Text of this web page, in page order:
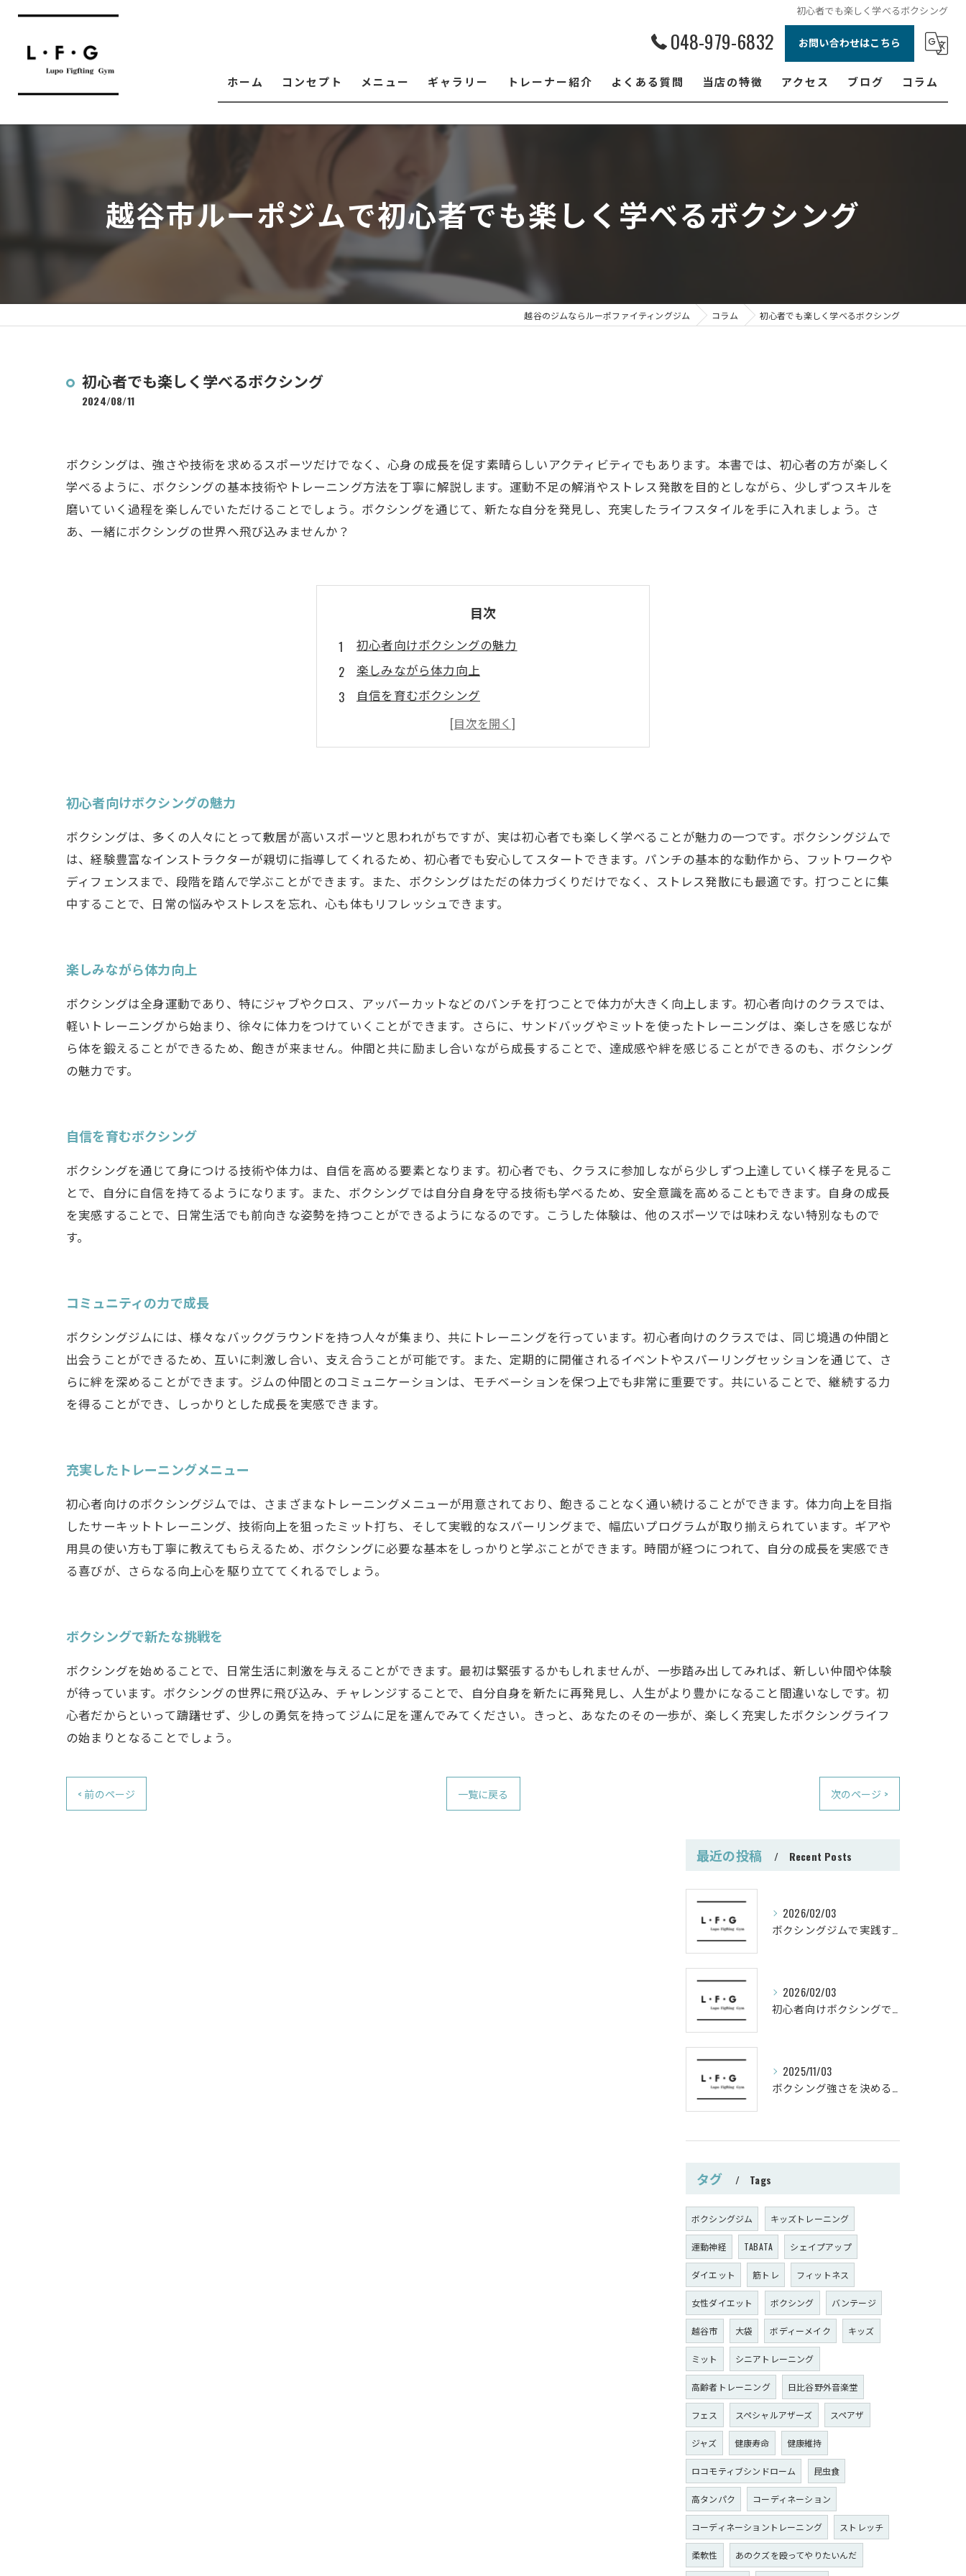
初心者でも楽しく学べるボクシング
048-979-6832 お問い合わせはこちら
ホーム コンセプト メニュー ギャラリー トレーナー紹介 よくある質問 当店の特徴
ボクシング
フィットネス
アクセス ブログ コラム
越谷市ルーポジムで初心者でも楽しく学べるボクシング
越谷のジムならルーポファイティングジム コラム 初心者でも楽しく学べるボクシング
初心者でも楽しく学べるボクシング
2024/08/11
ボクシングは、強さや技術を求めるスポーツだけでなく、心身の成長を促す素晴らしいアクティビティでもあります。本書では、初心者の方が楽しく
学べるように、ボクシングの基本技術やトレーニング方法を丁寧に解説します。運動不足の解消やストレス発散を目的としながら、少しずつスキルを
磨いていく過程を楽しんでいただけることでしょう。ボクシングを通じて、新たな自分を発見し、充実したライフスタイルを手に入れましょう。さ
あ、一緒にボクシングの世界へ飛び込みませんか？
目次
初心者向けボクシングの魅力
楽しみながら体力向上
自信を育むボクシング
コミュニティの力で成長
充実したトレーニングメニュー
初心者向けボクシングの魅力
ボクシングは、多くの人々にとって敷居が高いスポーツと思われがちですが、実は初心者でも楽しく学べることが魅力の一つです。ボクシングジムで
は、経験豊富なインストラクターが親切に指導してくれるため、初心者でも安心してスタートできます。パンチの基本的な動作から、フットワークや
ディフェンスまで、段階を踏んで学ぶことができます。また、ボクシングはただの体力づくりだけでなく、ストレス発散にも最適です。打つことに集
中することで、日常の悩みやストレスを忘れ、心も体もリフレッシュできます。
楽しみながら体力向上
ボクシングは全身運動であり、特にジャブやクロス、アッパーカットなどのパンチを打つことで体力が大きく向上します。初心者向けのクラスでは、
軽いトレーニングから始まり、徐々に体力をつけていくことができます。さらに、サンドバッグやミットを使ったトレーニングは、楽しさを感じなが
ら体を鍛えることができるため、飽きが来ません。仲間と共に励まし合いながら成長することで、達成感や絆を感じることができるのも、ボクシング
の魅力です。
自信を育むボクシング
ボクシングを通じて身につける技術や体力は、自信を高める要素となります。初心者でも、クラスに参加しながら少しずつ上達していく様子を見るこ
とで、自分に自信を持てるようになります。また、ボクシングでは自分自身を守る技術も学べるため、安全意識を高めることもできます。自身の成長
を実感することで、日常生活でも前向きな姿勢を持つことができるようになるのです。こうした体験は、他のスポーツでは味わえない特別なもので
す。
コミュニティの力で成長
ボクシングジムには、様々なバックグラウンドを持つ人々が集まり、共にトレーニングを行っています。初心者向けのクラスでは、同じ境遇の仲間と
出会うことができるため、互いに刺激し合い、支え合うことが可能です。また、定期的に開催されるイベントやスパーリングセッションを通じて、さ
らに絆を深めることができます。ジムの仲間とのコミュニケーションは、モチベーションを保つ上でも非常に重要です。共にいることで、継続する力
を得ることができ、しっかりとした成長を実感できます。
充実したトレーニングメニュー
初心者向けのボクシングジムでは、さまざまなトレーニングメニューが用意されており、飽きることなく通い続けることができます。体力向上を目指
したサーキットトレーニング、技術向上を狙ったミット打ち、そして実戦的なスパーリングまで、幅広いプログラムが取り揃えられています。ギアや
用具の使い方も丁寧に教えてもらえるため、ボクシングに必要な基本をしっかりと学ぶことができます。時間が経つにつれて、自分の成長を実感でき
る喜びが、さらなる向上心を駆り立ててくれるでしょう。
ボクシングで新たな挑戦を
ボクシングを始めることで、日常生活に刺激を与えることができます。最初は緊張するかもしれませんが、一歩踏み出してみれば、新しい仲間や体験
が待っています。ボクシングの世界に飛び込み、チャレンジすることで、自分自身を新たに再発見し、人生がより豊かになること間違いなしです。初
心者だからといって躊躇せず、少しの勇気を持ってジムに足を運んでみてください。きっと、あなたのその一歩が、楽しく充実したボクシングライフ
の始まりとなることでしょう。
< 前のページ 一覧に戻る 次のページ >
最近の投稿 Recent Posts
2026/02/03
ボクシングジムで実践する筋肥大トレーニング術
2026/02/03
初心者向けボクシングでシェイプアップ運動メニュー
2025/11/03
ボクシング強さを決めるパンチ威力の秘密
タグ Tags
ボクシングジム キッズトレーニング
運動神経 TABATA シェイプアップ
ダイエット 筋トレ フィットネス
女性ダイエット ボクシング バンテージ
越谷市 大袋 ボディーメイク キッズ
ミット シニアトレーニング
高齢者トレーニング 日比谷野外音楽堂
フェス スペシャルアザーズ スペアザ
ジャズ 健康寿命 健康維持
ロコモティブシンドローム 昆虫食
高タンパク コーディネーション
コーディネーショントレーニング ストレッチ
柔軟性 あのクズを殴ってやりたいんだ